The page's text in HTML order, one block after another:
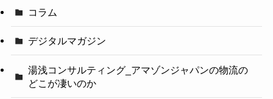
コラム
デジタルマガジン
湯浅コンサルティング_アマゾンジャパンの物流の
どこが凄いのか